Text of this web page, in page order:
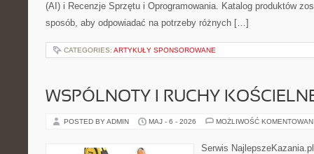
(AI) i Recenzje Sprzętu i Oprogramowania. Katalog produktów
sposób, aby odpowiadać na potrzeby różnych […]
CATEGORIES: ARTYKUŁY SPONSOROWANE
WSPÓLNOTY I RUCHY
POSTED BY ADMIN MAJ - 6 - 2026 MOŻLIWOŚĆ
Serwis